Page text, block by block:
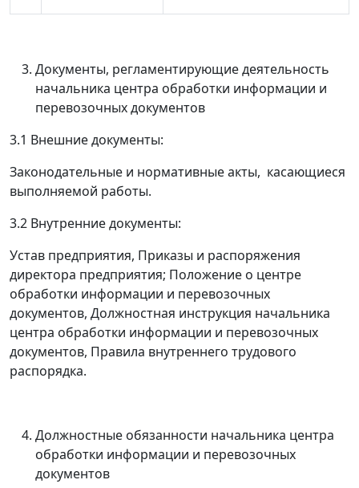
Документы, регламентирующие деятельность
начальника центра обработки информации и
перевозочных документов
3.1 Внешние документы:
Законодательные и нормативные акты, касающиеся
выполняемой работы.
3.2 Внутренние документы:
Устав предприятия, Приказы и распоряжения
директора предприятия; Положение о центре
обработки информации и перевозочных
документов, Должностная инструкция начальника
центра обработки информации и перевозочных
документов, Правила внутреннего трудового
распорядка.
Должностные обязанности начальника центра
обработки информации и перевозочных
документов